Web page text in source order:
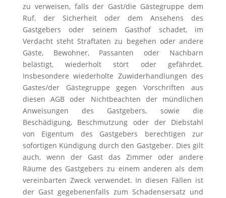
zu verweisen, falls der Gast/die Gästegruppe dem
Ruf, der Sicherheit oder dem Ansehens des
Gastgebers oder seinem Gasthof schadet, im
Verdacht steht Straftaten zu begehen oder andere
Gäste, Bewohner, Passanten oder Nachbarn
belästigt, wiederholt stört oder gefährdet.
Insbesondere wiederholte Zuwiderhandlungen des
Gastes/der Gästegruppe gegen Vorschriften aus
diesen AGB oder Nichtbeachten der mündlichen
Anweisungen des Gastgebers, sowie die
Beschädigung, Beschmutzung oder der Diebstahl
von Eigentum des Gastgebers berechtigen zur
sofortigen Kündigung durch den Gastgeber. Dies gilt
auch, wenn der Gast das Zimmer oder andere
Räume des Gastgebers zu einem anderen als dem
vereinbarten Zweck verwendet. In diesen Fällen ist
der Gast gegebenenfalls zum Schadensersatz und